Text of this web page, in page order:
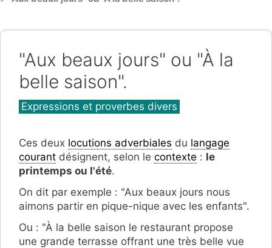
"Aux beaux jours" ou "À la
belle saison".
Catégories
Expressions et proverbes divers
Ces deux locutions adverbiales du langage
courant désignent, selon le contexte : le
printemps ou l'été.
On dit par exemple : "Aux beaux jours nous
aimons partir en pique-nique avec les enfants".
Ou : "À la belle saison le restaurant propose
une grande terrasse offrant une très belle vue